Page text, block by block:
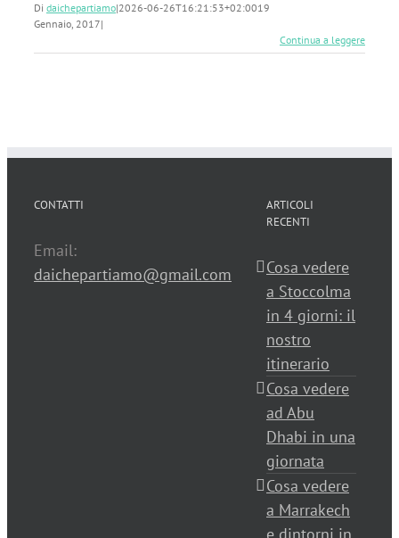
Di daichepartiamo|2026-06-26T16:21:53+02:0019
Gennaio, 2017|
Continua a leggere
CONTATTI
Email:
daichepartiamo@gmail.com
ARTICOLI
RECENTI
Cosa vedere
a Stoccolma
in 4 giorni: il
nostro
itinerario
Cosa vedere
ad Abu
Dhabi in una
giornata
Cosa vedere
a Marrakech